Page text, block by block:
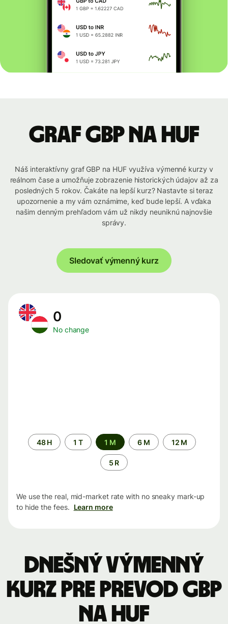
graf GBP na HUF
Náš interaktívny graf GBP na HUF využíva výmenné kurzy v
reálnom čase a umožňuje zobrazenie historických údajov až za
posledných 5 rokov. Čakáte na lepší kurz? Nastavte si teraz
upozornenie a my vám oznámime, keď bude lepší. A vďaka
našim denným prehľadom vám už nikdy neuniknú najnovšie
správy.
Sledovať výmenný kurz
0
No change
Time
period
48 H 1 T 1 M 6 M 12 M
5 R
We use the real, mid-market rate with no sneaky mark-up
to hide the fees. Learn more
Dnešný výmenný
kurz pre prevod GBP
na HUF